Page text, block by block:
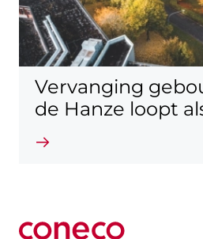
Vervanging
de Hanze loopt
Lees verder